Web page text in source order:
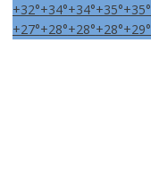
+32°+34°+34°+35°+35°
+27°+28°+28°+28°+29°